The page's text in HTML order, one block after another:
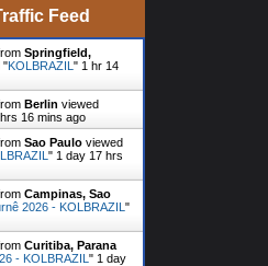
Feed
Springfield,
"KOLBRAZIL" 1 hr 14
Berlin viewed
16 mins ago
Sao Paulo viewed
" 1 day 17 hrs
Campinas, Sao
2026 - KOLBRAZIL"
Curitiba, Parana
- KOLBRAZIL" 1 day